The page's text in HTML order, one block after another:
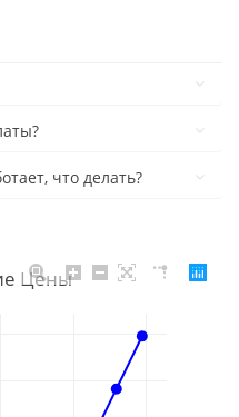
что делать?
Цены